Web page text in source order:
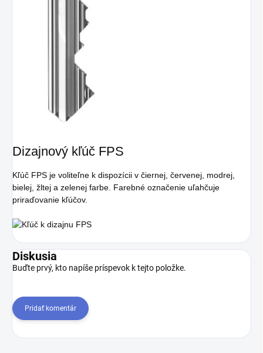
Dizajnový kľúč FPS
Kľúč FPS je voliteľne k dispozícii v čiernej, červenej, modrej,
bielej, žltej a zelenej farbe. Farebné označenie uľahčuje
priraďovanie kľúčov.
Diskusia
Buďte prvý, kto napíše príspevok k tejto položke.
Pridať komentár